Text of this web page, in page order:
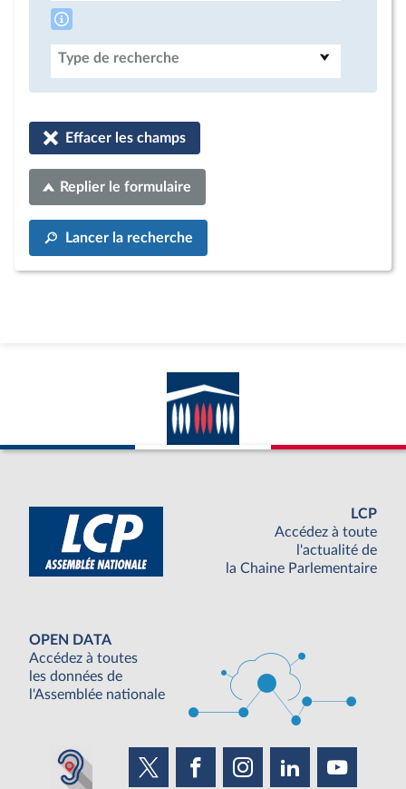
Type de recherche
Effacer les champs
Replier le formulaire
Lancer la recherche
LCP
Accédez à toute
l'actualité de
la Chaine Parlementaire
OPEN DATA
Accédez à toutes
les données de
l'Assemblée nationale